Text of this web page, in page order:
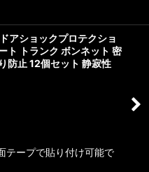
アショックプロテクショ
ト トランク ボンネット 密
防止 12個セット 静寂性
テープで貼り付け可能で